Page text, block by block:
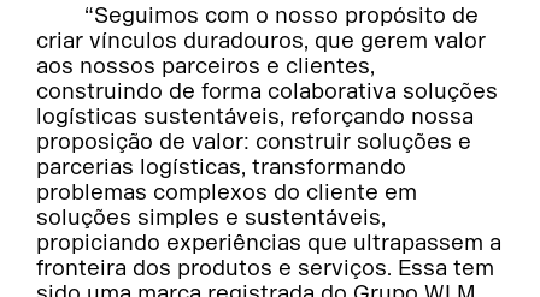
“Seguimos com o nosso propósito de
criar vínculos duradouros, que gerem valor
aos nossos parceiros e clientes,
construindo de forma colaborativa soluções
logísticas sustentáveis, reforçando nossa
proposição de valor: construir soluções e
parcerias logísticas, transformando
problemas complexos do cliente em
soluções simples e sustentáveis,
propiciando experiências que ultrapassem a
fronteira dos produtos e serviços. Essa tem